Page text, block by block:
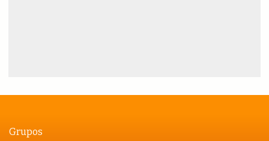
Grupos